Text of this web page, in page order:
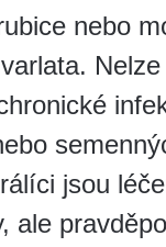
nebo
jsou
ale